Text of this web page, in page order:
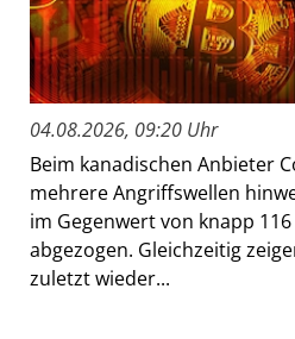
04.08.2026, 09:20 Uhr
Beim kanadischen Anbieter
mehrere Angriffswellen
im Gegenwert von knapp
abgezogen. Gleichzeitig
zuletzt wieder...